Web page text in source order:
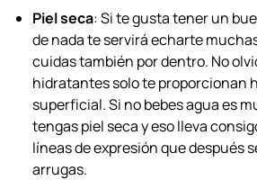
Piel seca: Si te gusta tener un
de nada te servirá echarte
cuidas también por dentro. No
hidratantes solo te proporcionan
superficial. Si no bebes agua es
tengas piel seca y eso lleva
líneas de expresión que después
arrugas.